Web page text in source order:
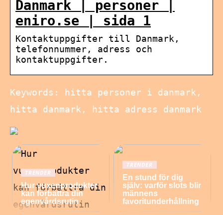
Danmark | personer |
eniro.se | sida 1
Kontaktuppgifter till Danmark,
telefonnummer, adress och
kontaktuppgifter.
Keywords: hitta personer i danmark,
hitta danmark, hitta adress danmark
TRENDER
Hur vuxenprodukter
kan förbättra din
egenvårdsrutin
TRENDER
En stund för dig
själv: varför slots blir
männens
favoritunderhållning